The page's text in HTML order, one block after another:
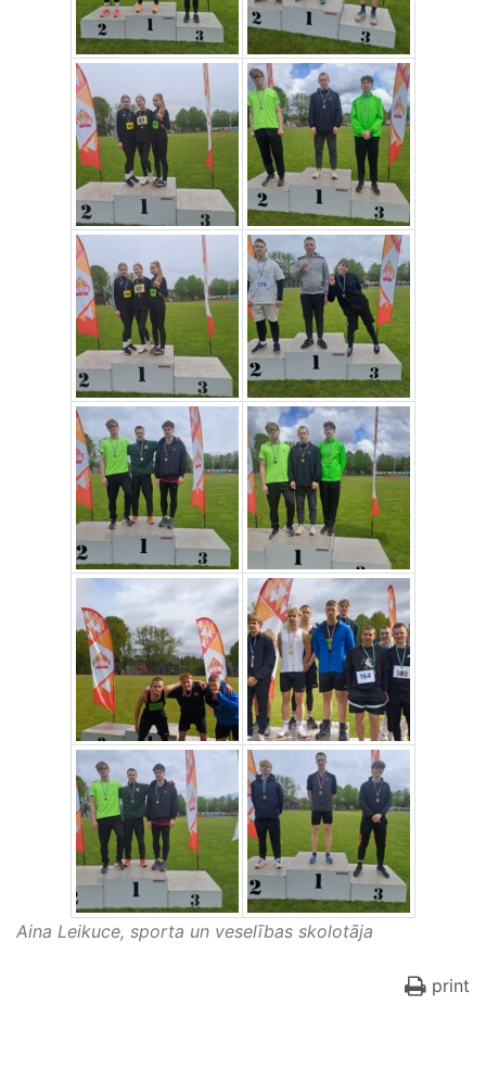
Aina Leikuce, sporta un veselības skolotāja
print